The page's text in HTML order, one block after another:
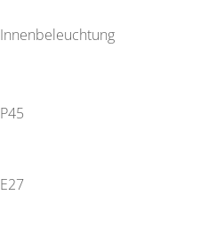
Innenbeleuchtung
P45
E27